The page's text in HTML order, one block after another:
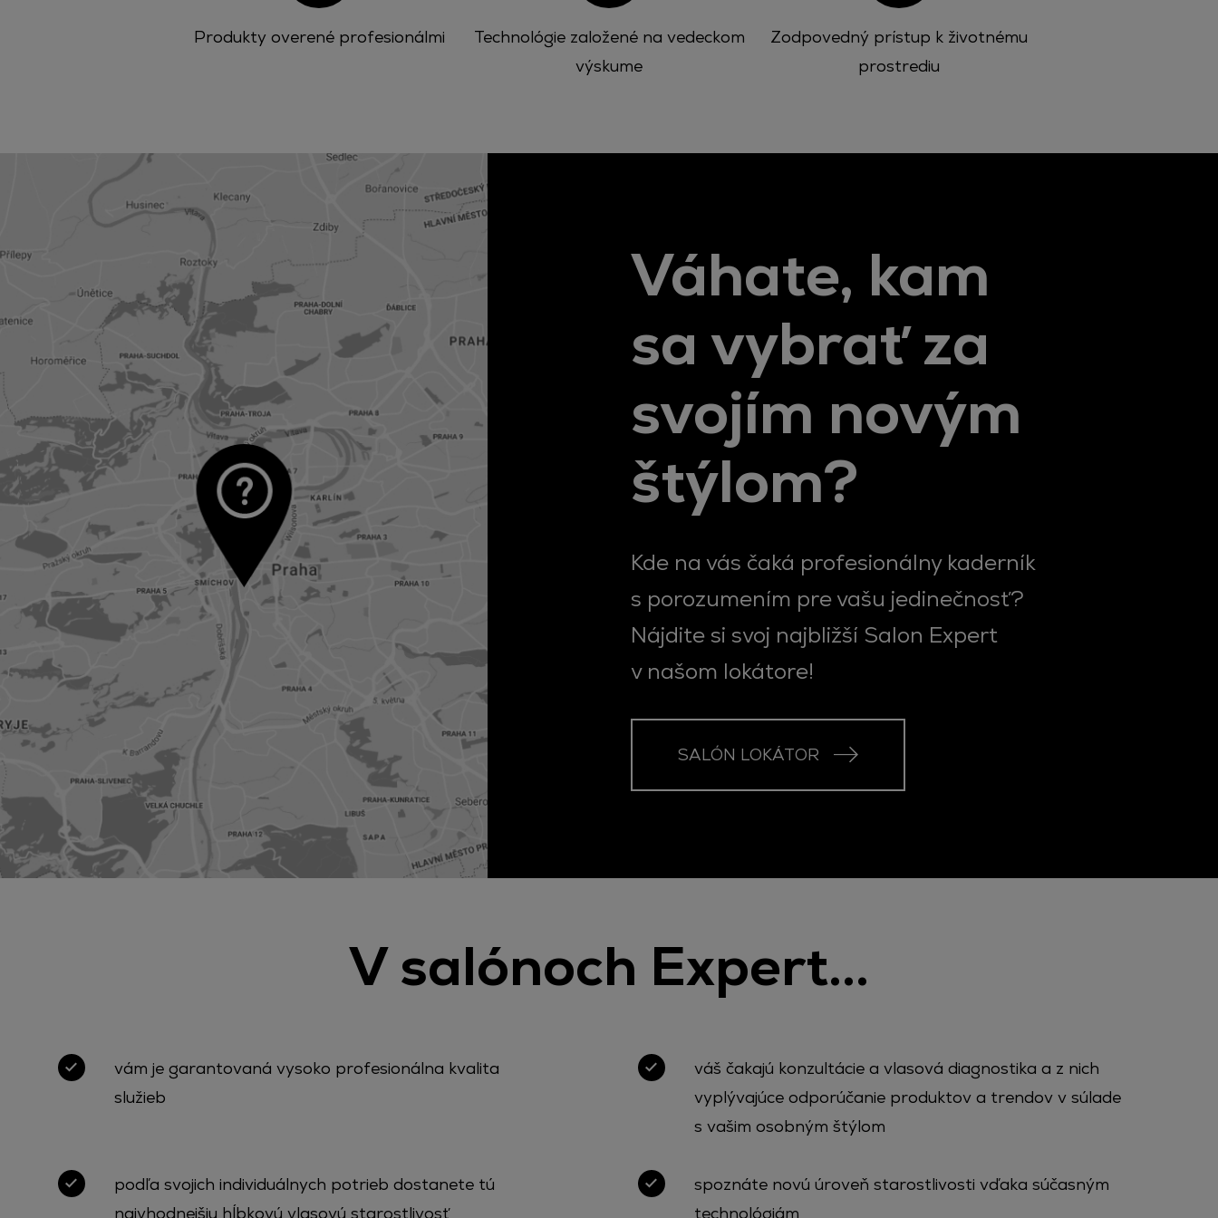
Produkty overené profesionálmi
Technológie založené na vedeckom
výskume
Zodpovedný prístup k životnému
prostrediu
Váhate, kam
sa vybrať za
svojím novým
štýlom?
Kde na vás čaká profesionálny kaderník
s porozumením pre vašu jedinečnosť?
Nájdite si svoj najbližší Salon Expert
v našom lokátore!
SALÓN LOKÁTOR
V salónoch Expert...
vám je garantovaná vysoko profesionálna kvalita
služieb
váš čakajú konzultácie a vlasová diagnostika a z nich
vyplývajúce odporúčanie produktov a trendov v súlade
s vašim osobným štýlom
podľa svojich individuálnych potrieb dostanete tú
najvhodnejšiu hĺbkovú vlasovú starostlivosť
spoznáte novú úroveň starostlivosti vďaka súčasným
technológiám